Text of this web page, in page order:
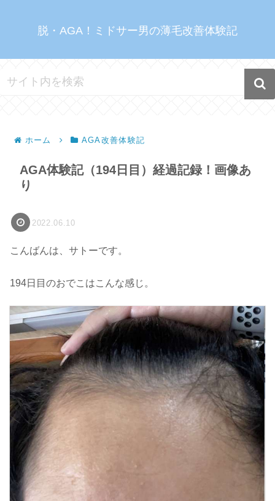
脱・AGA！ミドサー男の薄毛改善体験記
ホーム AGA改善体験記
AGA体験記（194日目）経過記録！画像あ
り
2022.06.10
こんばんは、サトーです。
194日目のおでこはこんな感じ。